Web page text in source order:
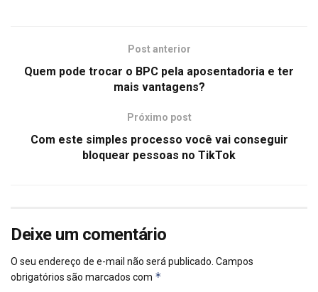
Post anterior
Quem pode trocar o BPC pela aposentadoria e ter
mais vantagens?
Próximo post
Com este simples processo você vai conseguir
bloquear pessoas no TikTok
Deixe um comentário
O seu endereço de e-mail não será publicado. Campos
obrigatórios são marcados com *